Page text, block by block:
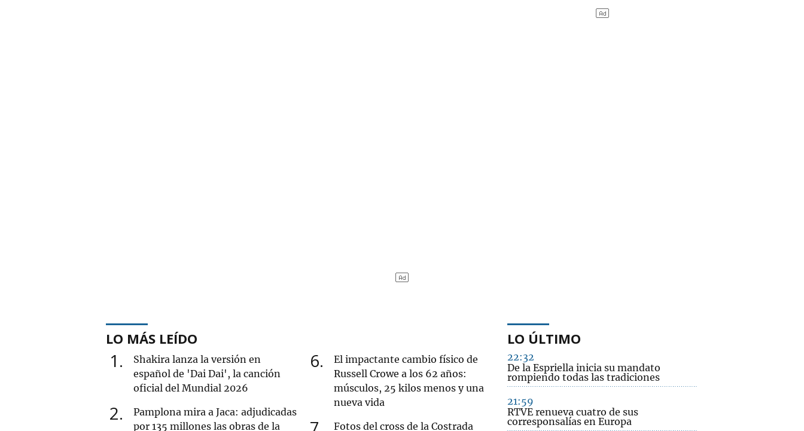
LO MÁS LEÍDO
1
Shakira lanza la versión en
español de 'Dai Dai', la canción
oficial del Mundial 2026
2
Pamplona mira a Jaca: adjudicadas
por 135 millones las obras de la
6
El impactante cambio físico de
Russell Crowe a los 62 años:
músculos, 25 kilos menos y una
nueva vida
Fotos del cross de la Costrada
LO ÚLTIMO
22:32
De la Espriella inicia su mandato
rompiendo todas las tradiciones
21:59
RTVE renueva cuatro de sus
corresponsalías en Europa